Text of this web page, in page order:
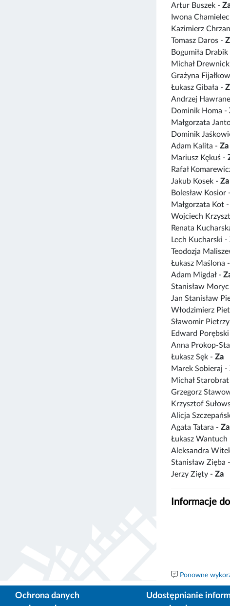
Artur Buszek -
Iwona
Kazimierz
Tomasz Daros -
Bogumiła Drabik
Michał
Grażyna
Łukasz Gibała -
Andrzej
Dominik Homa -
Małgorzata
Dominik
Adam Kalita - Za
Mariusz Kękuś -
Rafał
Jakub Kosek - Za
Bolesław Kosior -
Małgorzata Kot -
Wojciech
Renata
Lech Kucharski -
Teodozja
Łukasz Maślona -
Adam Migdał -
Stanisław Moryc
Jan Stanisław
Włodzimierz
Sławomir
Edward Porębski
Anna Prokop-
Łukasz Sęk - Za
Marek Sobieraj -
Michał
Grzegorz
Krzysztof
Alicja
Agata Tatara - Za
Łukasz Wantuch
Aleksandra
Stanisław Zięba -
Jerzy Zięty - Za
Informacje
Ponowne
Ochrona danych
Udostępnianie